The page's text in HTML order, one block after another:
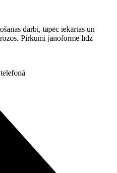
darbi, tāpēc iekārtas un
Pirkumi jānoformē līdz